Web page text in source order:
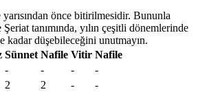
yarısından önce bitirilmesidir. Bununla
tanımında, yılın çeşitli dönemlerinde
kadar düşebileceğini unutmayın.
Sünnet Nafile Vitir Nafile
- - -
-
2 2 -
-